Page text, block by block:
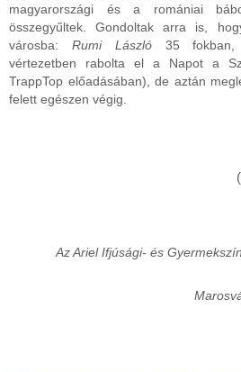
magyarországi és a romániai
összegyűltek. Gondoltak arra is,
városba: Rumi László35 fokban,
vértezetben rabolta el a Napot a
TrappTop előadásában), de aztán
felett egészen végig.
Az Ariel Ifjúsági- és